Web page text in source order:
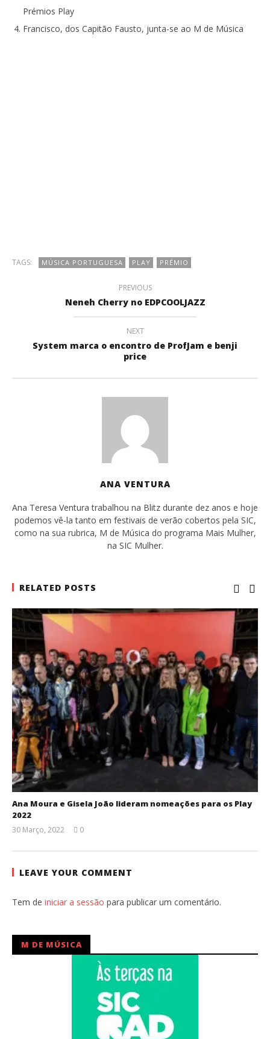
Prémios Play
Francisco, dos Capitão Fausto, junta-se ao M de Música
TAGS: MÚSICA PORTUGUESA PLAY PRÉMIO
PREVIOUS
Neneh Cherry no EDPCOOLJAZZ
NEXT
System marca o encontro de ProfJam e benji
price
ANA VENTURA
Ana Teresa Ventura trabalhou na Blitz durante dez anos e hoje
podemos vê-la tanto em festivais de verão cobertos pela SIC,
como na sua rubrica, M de Música do programa Mais Mulher,
na SIC Mulher.
RELATED POSTS
Ana Moura e Gisela João lideram nomeações para os Play
2022
30 Março, 2022
Ventura
0
LEAVE YOUR COMMENT
Tem de iniciar a sessão para publicar um comentário.
M DE MÚSICA